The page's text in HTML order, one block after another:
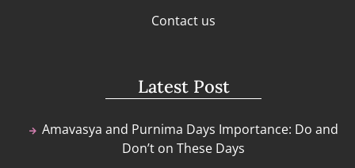
Contact us
Latest Post
Amavasya and Purnima Days Importance: Do and
Don’t on These Days